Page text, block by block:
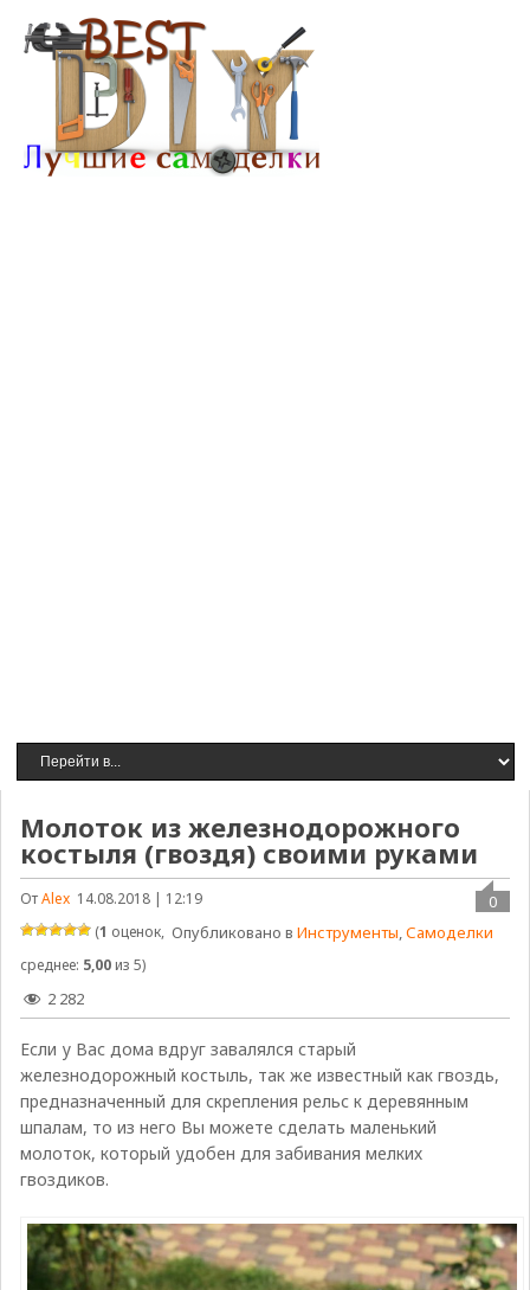
Молоток из железнодорожного
костыля (гвоздя) своими руками
ОтAlex 14.08.2018 | 12:19
0
Опубликовано вИнструменты,Самоделки
(1 оценок,
среднее: 5,00из 5)
2 282
Если у Вас дома вдруг завалялся старый
железнодорожный костыль, так же известный как гвоздь,
предназначенный для скрепления рельс к деревянным
шпалам, то из него Вы можете сделать маленький
молоток, который удобен для забивания мелких
гвоздиков.